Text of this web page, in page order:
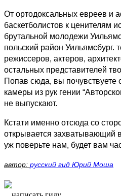
От ортодоксальных евреев и
баскетболистов к ценителям
брутальной молодежи
польский район Уильямсбург.
режиссеров, актеров,
остальных представителей
Попав сюда, вы
камеры из рук гении
не выпускают.
Кстати именно отсюда со
открывается захватывающий
уж поверьте нам, будет вам
автор: русский гид Юрий Моша